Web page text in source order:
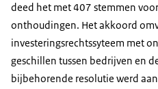
deed het met 407 stemmen
onthoudingen. Het akkoord
investeringsrechtssyteem met
geschillen tussen bedrijven en
bijbehorende resolutie werd